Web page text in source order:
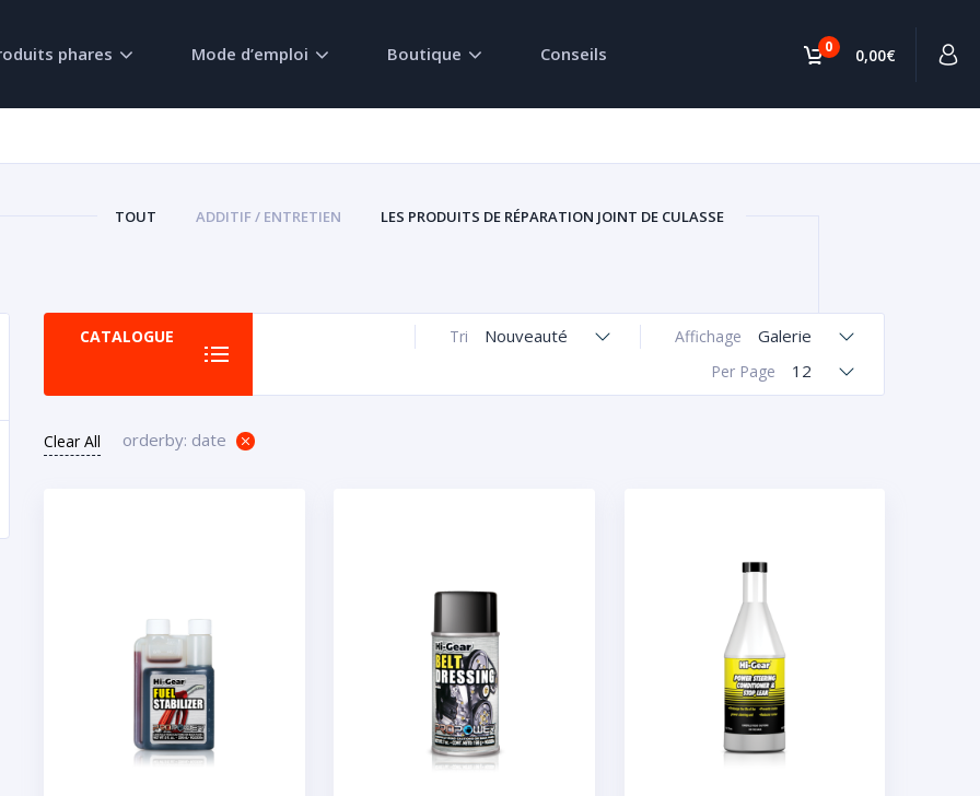
0 0,00€
phares Mode d’emploi Boutique Conseils
TOUT ADDITIF / ENTRETIEN LES PRODUITS DE RÉPARATION JOINT DE CULASSE
CATALOGUE Affichage Galerie
Tri Nouveauté
Per Page 12
Clear All orderby: date